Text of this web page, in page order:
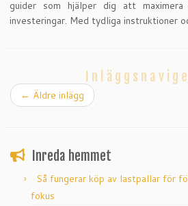
guider som hjälper dig att
investeringar. Med tydliga instruktioner
← Äldre inlägg
Inreda hemmet
Så fungerar köp av lastpallar för
fokus